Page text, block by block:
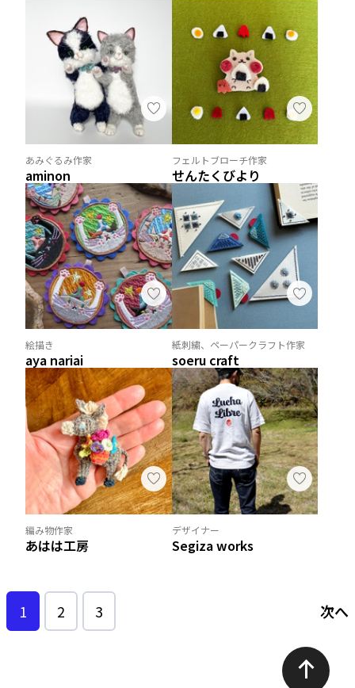
あみぐるみ作家
aminon
フェルトブローチ作家
せんたくびより
絵描き
aya nariai
紙刺繍、ペーパークラフト作家
soeru craft
編み物作家
あはは工房
デザイナー
Segiza works
1 2 3 次へ